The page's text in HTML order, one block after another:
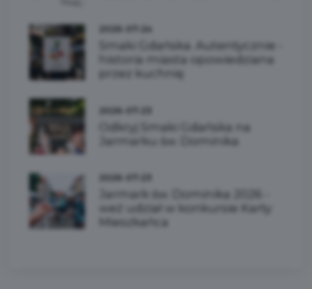
Smaki Gdańska. Autentycznie -
historia miasta opowiedziana
przez kuchnię
2026-07-23
Odkryj Smaki Gdańska na
Jarmarku św. Dominika
Jarmark św. Dominika 2026 -
weź udział w konkursie Karty
Mieszkańca